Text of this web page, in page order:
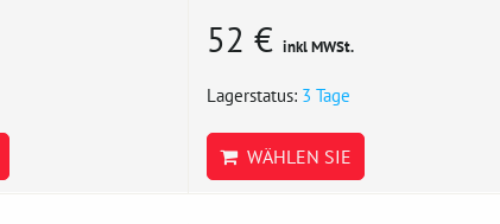
52 € inkl MWSt.
Lagerstatus: 3 Tage
WÄHLEN SIE